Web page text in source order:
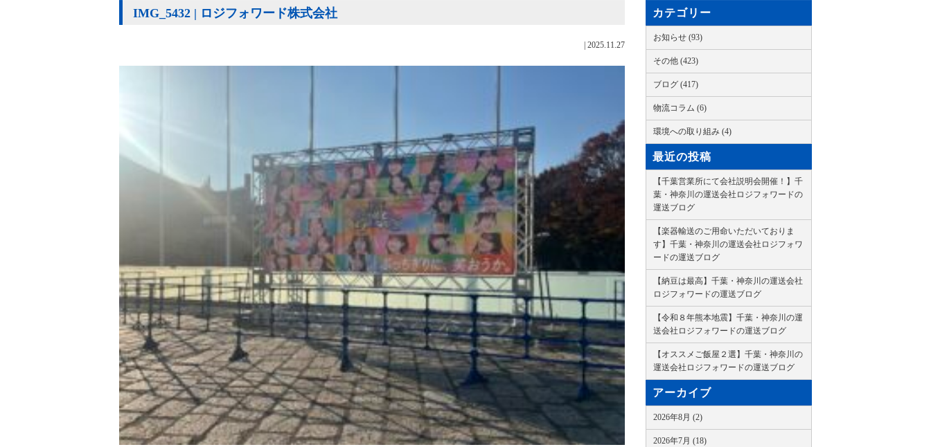
IMG_5432 | ロジフォワード株式会社
2025.11.27
カテゴリー
お知らせ (93)
その他 (423)
ブログ (417)
物流コラム (6)
環境への取り組み (4)
最近の投稿
【千葉営業所にて会社説明会開催！】千
葉・神奈川の運送会社ロジフォワードの
運送ブログ
【楽器輸送のご用命いただいておりま
す】千葉・神奈川の運送会社ロジフォワ
ードの運送ブログ
【納豆は最高】千葉・神奈川の運送会社
ロジフォワードの運送ブログ
【令和８年熊本地震】千葉・神奈川の運
送会社ロジフォワードの運送ブログ
【オススメご飯屋２選】千葉・神奈川の
運送会社ロジフォワードの運送ブログ
アーカイブ
2026年8月 (2)
2026年7月 (18)